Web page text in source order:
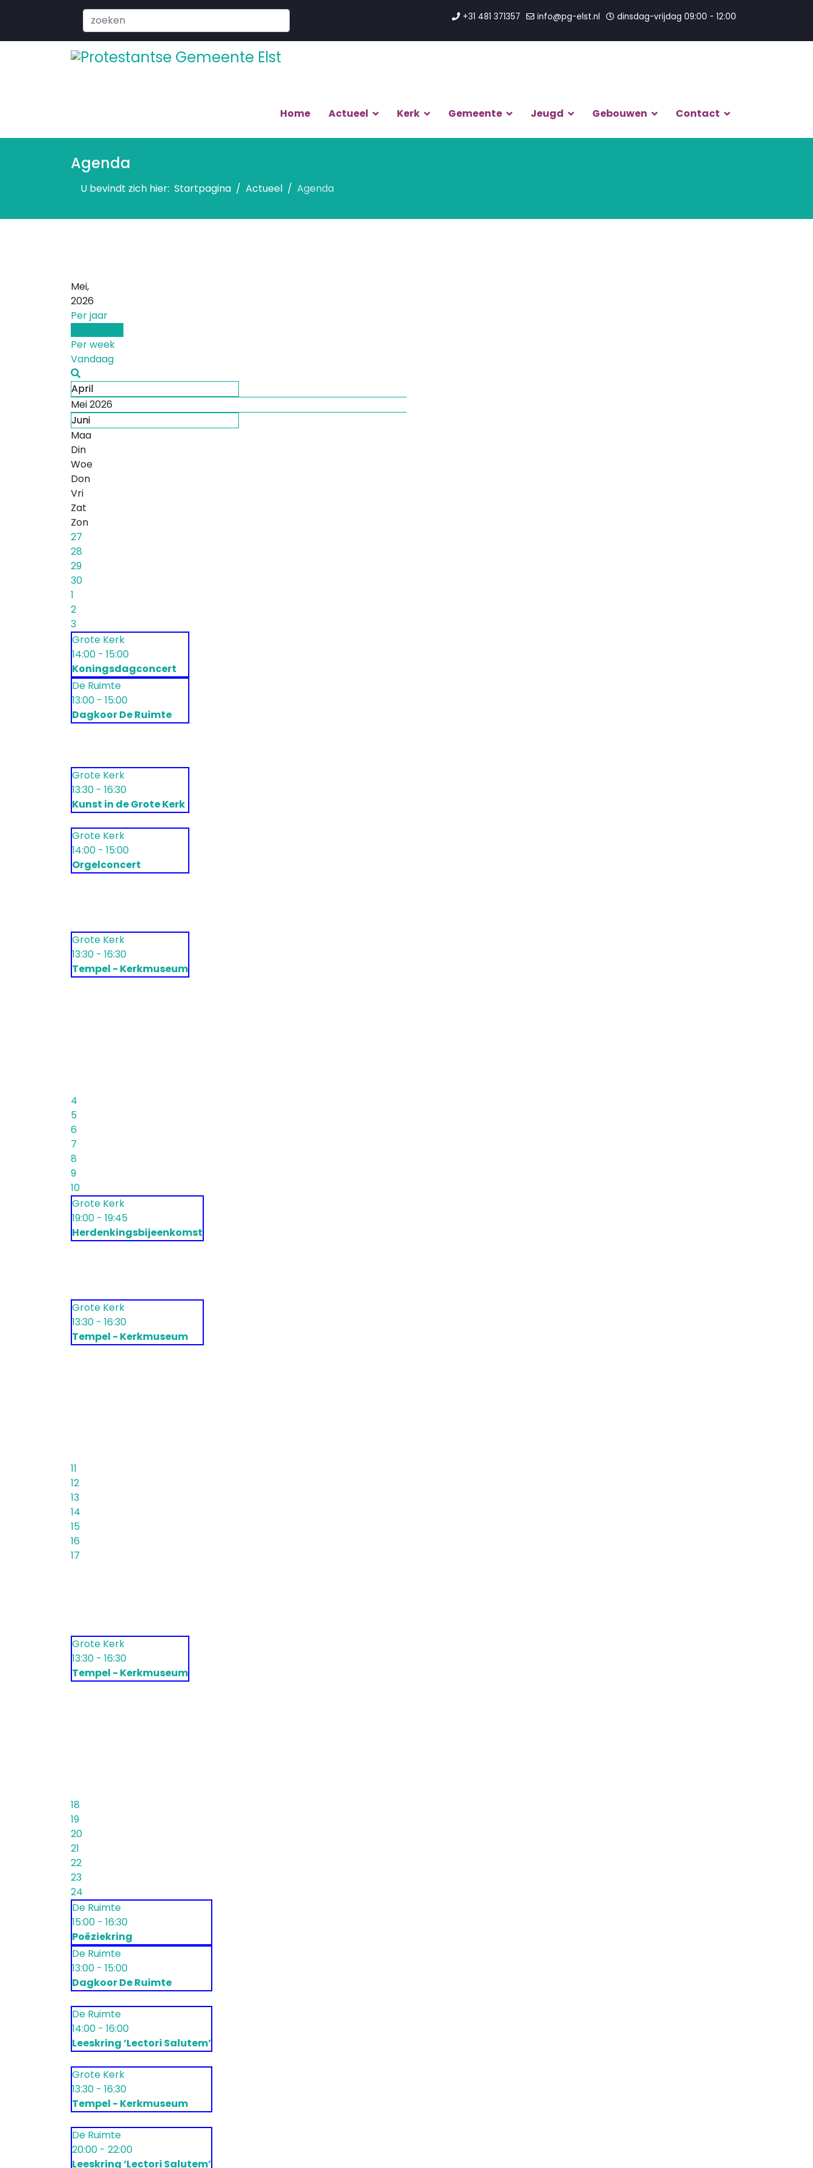
Search
...
+31 481 371357 info@pg-elst.nl dinsdag-vrijdag 09:00 - 12:00
Home Actueel Kerk Gemeente Jeugd Gebouwen Contact
Agenda
U bevindt zich hier: Startpagina Actueel Agenda
Mei,
2026
Per jaar
Per week
Vandaag
April
Mei 2026
Juni
Maa
Din
Woe
Don
Vri
Zat
Zon
27
28
29
30
1
2
3
Grote Kerk
14:00 - 15:00
Koningsdagconcert
De Ruimte
13:00 - 15:00
Dagkoor De Ruimte
Grote Kerk
13:30 - 16:30
Kunst in de Grote Kerk
Grote Kerk
14:00 - 15:00
Orgelconcert
Grote Kerk
13:30 - 16:30
Tempel - Kerkmuseum
4
5
6
7
8
9
10
Grote Kerk
19:00 - 19:45
Herdenkingsbijeenkomst
Grote Kerk
13:30 - 16:30
Tempel - Kerkmuseum
11
12
13
14
15
16
17
Grote Kerk
13:30 - 16:30
Tempel - Kerkmuseum
18
19
20
21
22
23
24
De Ruimte
15:00 - 16:30
Poëziekring
De Ruimte
13:00 - 15:00
Dagkoor De Ruimte
De Ruimte
14:00 - 16:00
Leeskring ‘Lectori Salutem’
Grote Kerk
13:30 - 16:30
Tempel - Kerkmuseum
De Ruimte
20:00 - 22:00
Leeskring ‘Lectori Salutem’